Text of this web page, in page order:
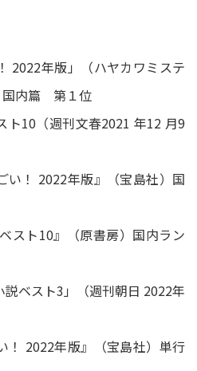
2022年版」（ハヤカワミステ
国内篇 第１位
ト10（週刊文春2021 年12 月9
い！ 2022年版』（宝島社）国
スト10』（原書房）国内ラン
説ベスト3」（週刊朝日 2022年
！ 2022年版』（宝島社）単行